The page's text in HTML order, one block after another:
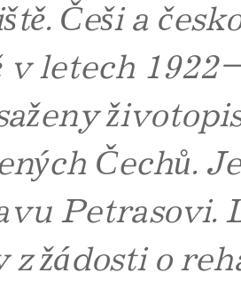
Češi a
v letech
Čechů.
Petrasovi.
z žádosti o